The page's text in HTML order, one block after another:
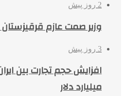
2 روز پیش
وزیر صمت عازم
3 روز پیش
میلیارد دلار